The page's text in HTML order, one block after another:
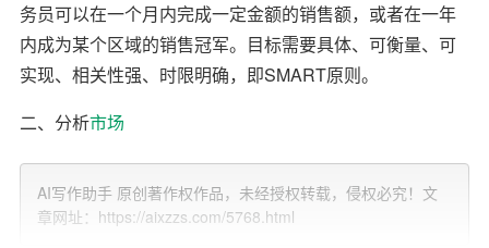
务员可以在一个月内完成一定金额的销售额，或者在一年
内成为某个区域的销售冠军。目标需要具体、可衡量、可
实现、相关性强、时限明确，即SMART原则。
二、分析市场
了解市场是制定业务员工作计划的关键环节。业务员需要
对市场进行深入分析，了解市场趋势、竞争对手、客户需
求等方面。这可以帮助业务员找到自己的优势和劣势，从
AI写作助手 原创著作权作品，未经授权转载，侵权必究！文
章网址：https://aixzzs.com/5768.html